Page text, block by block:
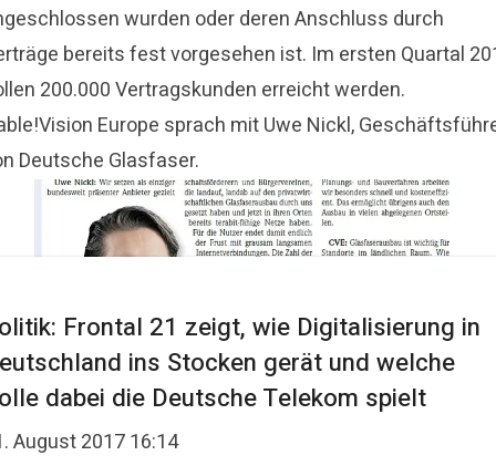
wurden oder deren Anschluss durch
bereits fest vorgesehen ist. Im ersten Quartal
200.000 Vertragskunden erreicht werden.
Europe sprach mit Uwe Nickl,
Deutsche Glasfaser.
Frontal 21 zeigt, wie Digitalisierung in
ins Stocken gerät und welche
dabei die Deutsche Telekom spielt
August 2017 16:14